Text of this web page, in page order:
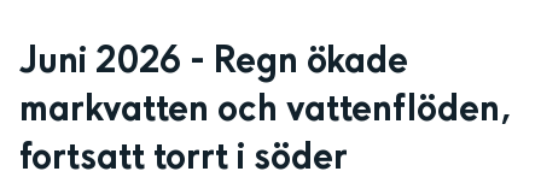
Juni 2026 - Regn ökade
markvatten och vattenflöden,
fortsatt torrt i söder